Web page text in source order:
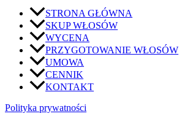
STRONA GŁÓWNA
SKUP WŁOSÓW
WYCENA
PRZYGOTOWANIE WŁOSÓW
UMOWA
CENNIK
KONTAKT
Polityka prywatności